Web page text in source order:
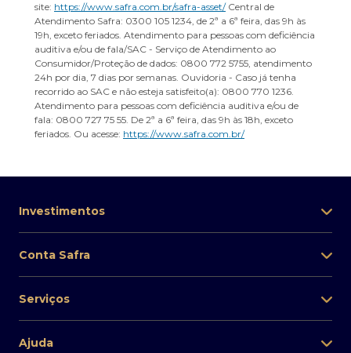
site: https://www.safra.com.br/safra-asset/Central de
Atendimento Safra: 0300 105 1234, de 2ª a 6ª feira, das 9h às
19h, exceto feriados. Atendimento para pessoas com deficiência
auditiva e/ou de fala/SAC - Serviço de Atendimento ao
Consumidor/Proteção de dados: 0800 772 5755, atendimento
24h por dia, 7 dias por semanas. Ouvidoria - Caso já tenha
recorrido ao SAC e não esteja satisfeito(a): 0800 770 1236.
Atendimento para pessoas com deficiência auditiva e/ou de
fala: 0800 727 75 55. De 2ª a 6ª feira, das 9h às 18h, exceto
feriados. Ou acesse: https://www.safra.com.br/
Investimentos
Conta Safra
Serviços
Ajuda